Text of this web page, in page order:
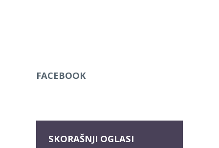
FACEBOOK
SKORAŠNJI OGLASI